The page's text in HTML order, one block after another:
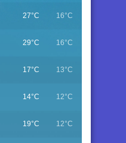
27°C 16°C
29°C 16°C
17°C 13°C
14°C 12°C
19°C 12°C